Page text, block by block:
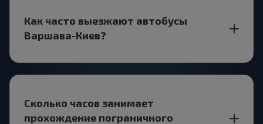
Как часто выезжают автобусы
Варшава-Киев?
Сколько часов занимает
прохождение пограничного